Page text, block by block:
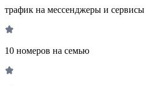
трафик на мессенджеры и сервисы
10 номеров на семью